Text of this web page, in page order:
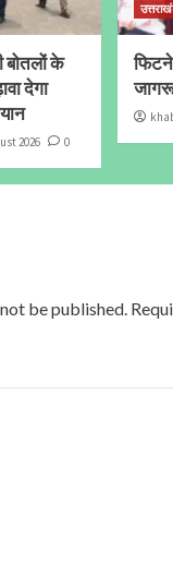
बोतलों के
देगा
2026 0
be published.